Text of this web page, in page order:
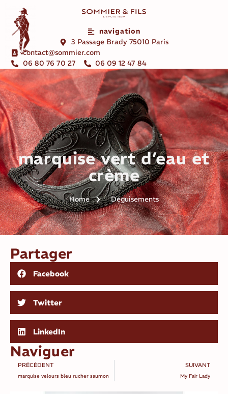
navigation
3 Passage Brady 75010 Paris
contact@sommier.com
06 80 76 70 27
06 09 12 47 84
marquise vert d’eau et
crème
Home Déguisements
Partager
Facebook
Twitter
LinkedIn
Naviguer
PRÉCÉDENT
marquise velours bleu rucher saumon
SUIVANT
My Fair Lady